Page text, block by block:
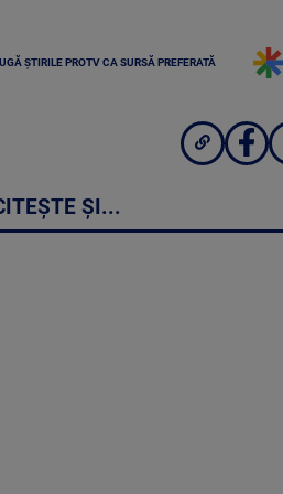
ȘTIRILE PROTV CA SURSĂ PREFERATĂ
ȘI...